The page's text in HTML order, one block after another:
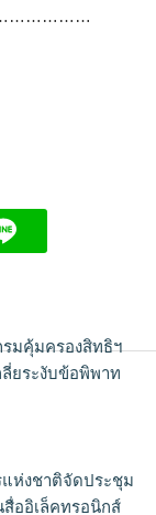
รมคุ้มครองสิทธิฯ
ยระงับข้อพิพาท
แห่งชาติจัดประชุม
ออิเล็คทรอนิกส์